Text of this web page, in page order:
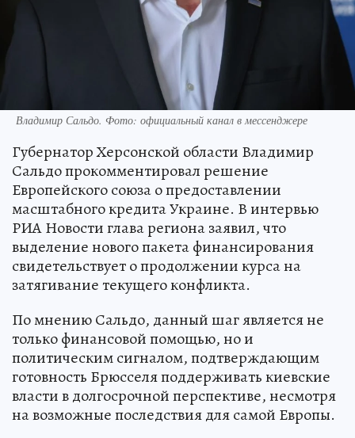
Владимир Сальдо. Фото: официальный канал в мессенджере
Губернатор Херсонской области Владимир
Сальдо прокомментировал решение
Европейского союза о предоставлении
масштабного кредита Украине. В интервью
РИА Новости глава региона заявил, что
выделение нового пакета финансирования
свидетельствует о продолжении курса на
затягивание текущего конфликта.
По мнению Сальдо, данный шаг является не
только финансовой помощью, но и
политическим сигналом, подтверждающим
готовность Брюсселя поддерживать киевские
власти в долгосрочной перспективе, несмотря
на возможные последствия для самой Европы.